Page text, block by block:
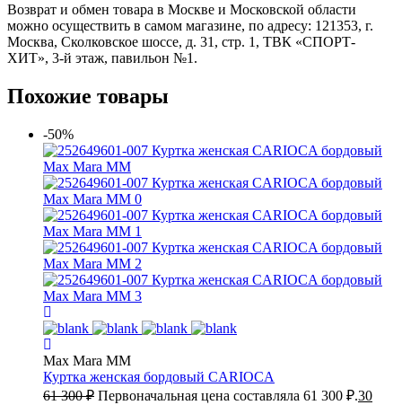
Возврат и обмен товара в Москве и Московской области
можно осуществить в самом магазине, по адресу: 121353, г.
Москва, Сколковское шоссе, д. 31, стр. 1, ТВК «СПОРТ-
ХИТ», 3-й этаж, павильон №1.
Похожие товары
-50%
Max Mara MM
Куртка женская бордовый CARIOCA
61 300₽ Первоначальная цена составляла 61 300 ₽.30